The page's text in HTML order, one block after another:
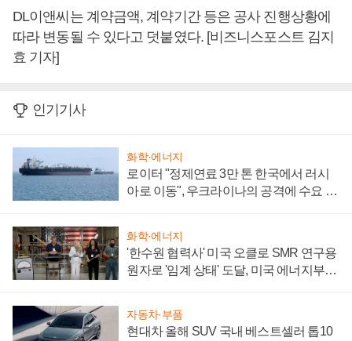
DL이앤씨는 계약금액, 계약기간 등은 공사 진행상황에
따라 변동될 수 있다고 덧붙였다. [비즈니스포스트 김지
효 기자]
인기기사
화학·에너지
로이터 "정제연료 3만 톤 한국에서 러시
아로 이동", 우크라이나의 공격에 수요 늘
화학·에너지
'한수원 협력사' 미국 오클로 SMR 연구용
원자로 '임계 상태' 도달, 미국 에너지부
자동차·부품
현대차 올해 SUV 국내 베스트셀러 톱10